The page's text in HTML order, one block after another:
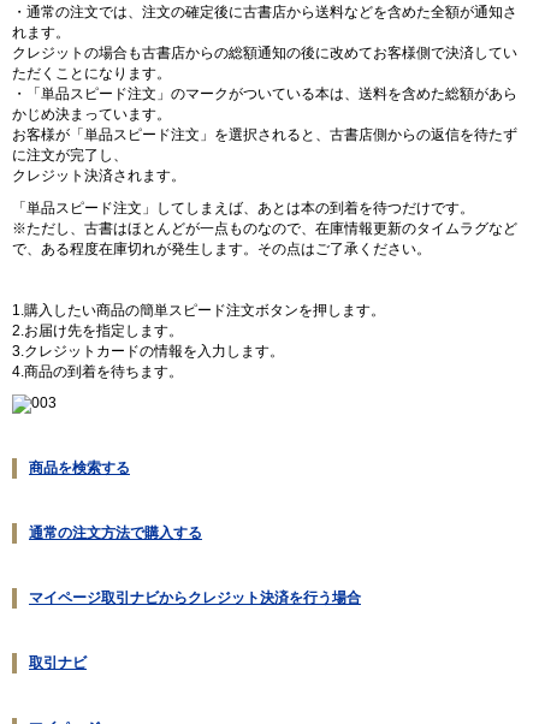
・通常の注文では、注文の確定後に古書店から送料などを含めた全額が通知さ
れます。
クレジットの場合も古書店からの総額通知の後に改めてお客様側で決済してい
ただくことになります。
・「単品スピード注文」のマークがついている本は、送料を含めた総額があら
かじめ決まっています。
お客様が「単品スピード注文」を選択されると、古書店側からの返信を待たず
に注文が完了し、
クレジット決済されます。
「単品スピード注文」してしまえば、あとは本の到着を待つだけです。
※ただし、古書はほとんどが一点ものなので、在庫情報更新のタイムラグなど
で、ある程度在庫切れが発生します。その点はご了承ください。
1.購入したい商品の簡単スピード注文ボタンを押します。
2.お届け先を指定します。
3.クレジットカードの情報を入力します。
4.商品の到着を待ちます。
商品を検索する
通常の注文方法で購入する
マイページ取引ナビからクレジット決済を行う場合
取引ナビ